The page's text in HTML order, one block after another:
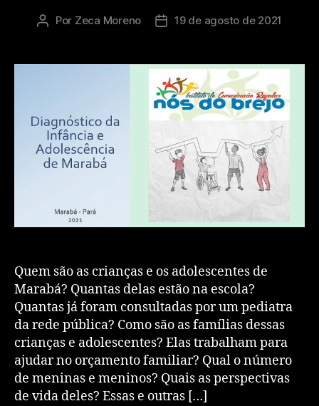
Por Zeca Moreno 19 de agosto de 2021
Quem são as crianças e os adolescentes de
Marabá? Quantas delas estão na escola?
Quantas já foram consultadas por um pediatra
da rede pública? Como são as famílias dessas
crianças e adolescentes? Elas trabalham para
ajudar no orçamento familiar? Qual o número
de meninas e meninos? Quais as perspectivas
de vida deles? Essas e outras […]